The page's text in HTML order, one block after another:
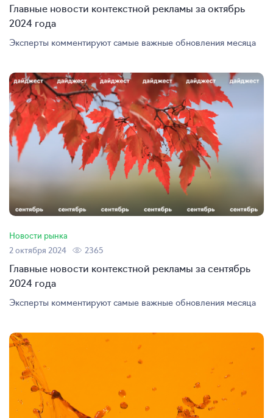
Главные новости контекстной рекламы за октябрь
2024 года
Эксперты комментируют самые важные обновления месяца
Новости рынка
2 октября 2024
2365
Главные новости контекстной рекламы за сентябрь
2024 года
Эксперты комментируют самые важные обновления месяца